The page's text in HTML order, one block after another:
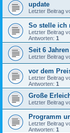
update
Letzter Beitrag
So stelle ich
Letzter Beitrag
Antworten: 1
Seit 6
Letzter Beitrag
vor dem
Letzter Beitrag
Antworten: 1
Große
Letzter Beitrag
Programm
Letzter Beitrag
Antworten: 1